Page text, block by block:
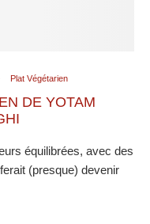
Plat Végétarien
DE YOTAM
équilibrées, avec des
(presque) devenir